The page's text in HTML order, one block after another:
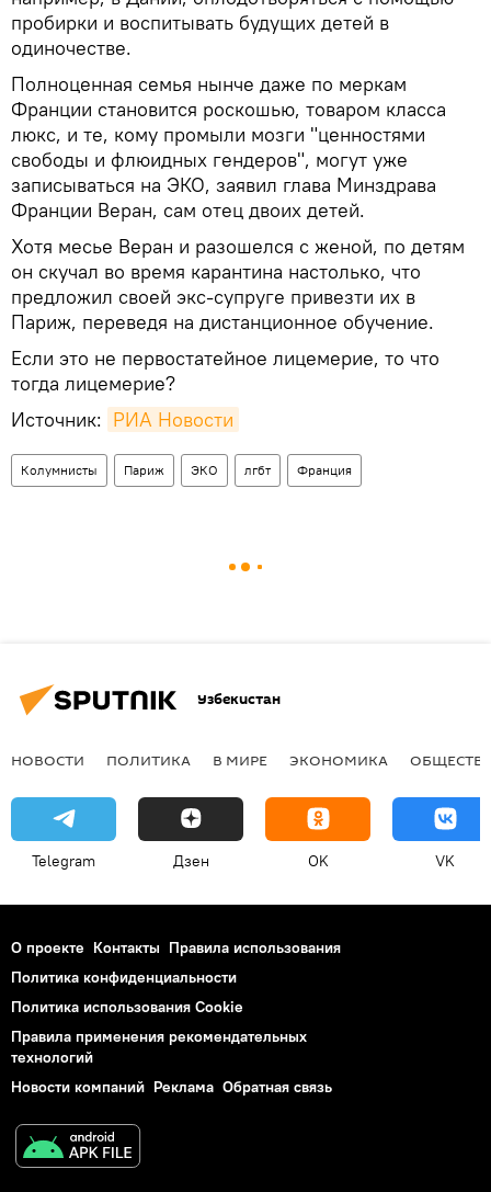
пробирки и воспитывать будущих детей в
одиночестве.
Полноценная семья нынче даже по меркам
Франции становится роскошью, товаром класса
люкс, и те, кому промыли мозги "ценностями
свободы и флюидных гендеров", могут уже
записываться на ЭКО, заявил глава Минздрава
Франции Веран, сам отец двоих детей.
Хотя месье Веран и разошелся с женой, по детям
он скучал во время карантина настолько, что
предложил своей экс-супруге привезти их в
Париж, переведя на дистанционное обучение.
Если это не первостатейное лицемерие, то что
тогда лицемерие?
Источник: РИА Новости
Колумнисты Париж ЭКО лгбт Франция
Узбекистан
НОВОСТИ ПОЛИТИКА В МИРЕ ЭКОНОМИКА
Telegram Дзен OK VK
О проекте Контакты Правила использования
Политика конфиденциальности
Политика использования Cookie
Правила применения рекомендательных
технологий
Новости компаний Реклама Обратная связь